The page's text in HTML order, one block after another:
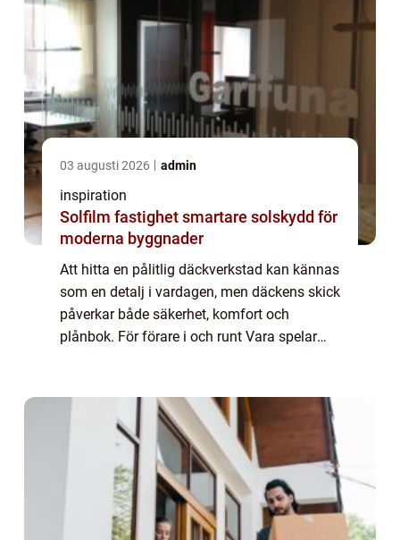
03 augusti 2026 admin
inspiration
Solfilm fastighet smartare solskydd för
moderna byggnader
Att hitta en pålitlig däckverkstad kan kännas
som en detalj i vardagen, men däckens skick
påverkar både säkerhet, komfort och
plånbok. För förare i och runt Vara spelar